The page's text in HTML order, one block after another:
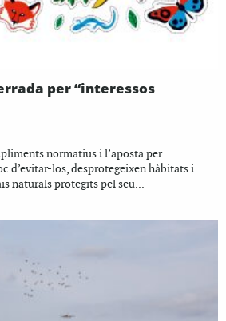
per “interessos
normatius i l’aposta per
d’evitar-los, desprotegeixen hàbitats i
naturals protegits pel seu...